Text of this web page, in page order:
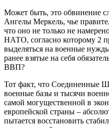
Может быть, это обвинение
Ангелы Меркель, чье
что оно не только не
НАТО, согласно которому 2
выделяться на военные
ранее взятые на себя
ВВП?
Тот факт, что Соединенные
военные базы и тысячи
самой могущественной в
европейской страны –
пытается восстановить